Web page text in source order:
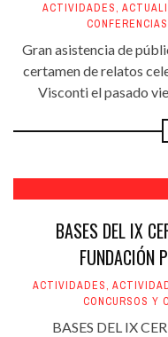
ACTIVIDADES,
Gran asistencia de
certamen de relatos
Visconti el pasado
BASES DEL IX
FUNDACIÓN
ACTIVIDADES,
CONCURSOS Y
BASES DEL IX